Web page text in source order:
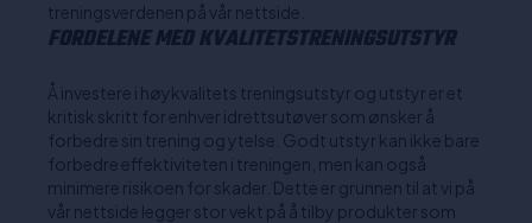
treningsverdenen på vår nettside.
FORDELENE MED KVALITETSTRENINGSUTSTYR
Å investere i høykvalitets treningsutstyr og utstyr er et
kritisk skritt for enhver idrettsutøver som ønsker å
forbedre sin trening og ytelse. Godt utstyr kan ikke bare
forbedre effektiviteten i treningen, men kan også
minimere risikoen for skader. Dette er grunnen til at vi på
vår nettside legger stor vekt på å tilby produkter som